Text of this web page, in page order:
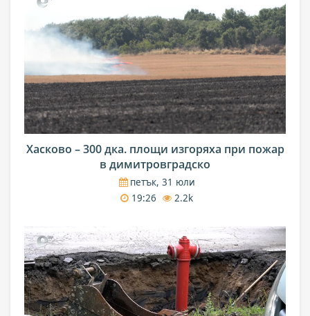
Хасково – 300 дка. площи изгоряха при пожар
в димитровградско
петък, 31 юли
19:26
2.2k